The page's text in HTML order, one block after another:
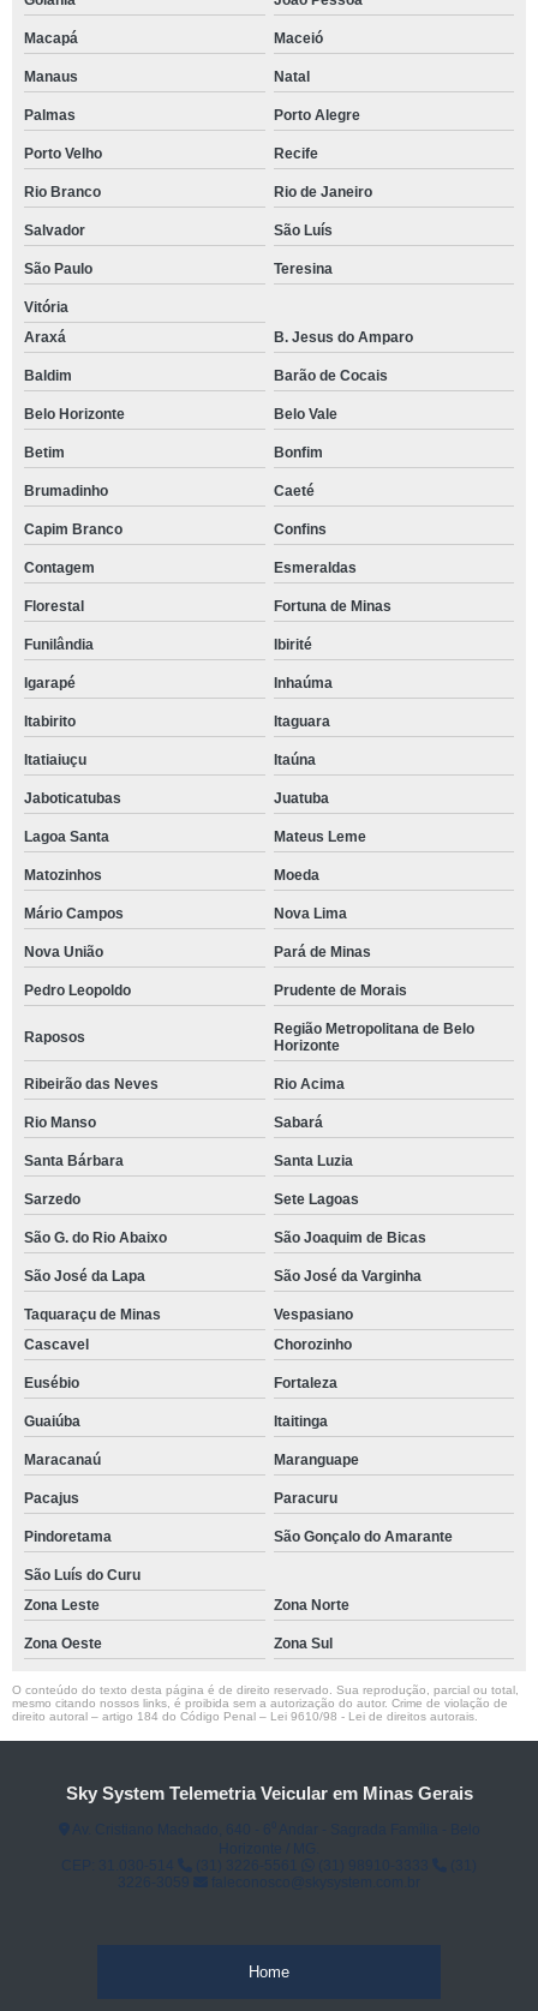
Macapá Maceió
Manaus Natal
Palmas Porto Alegre
Porto Velho Recife
Rio Branco Rio de Janeiro
Salvador São Luís
São Paulo Teresina
Vitória
Araxá
B. Jesus do Amparo
Baldim Barão de Cocais
Belo Horizonte Belo Vale
Betim Bonfim
Brumadinho Caeté
Capim Branco Confins
Contagem Esmeraldas
Florestal Fortuna de Minas
Funilândia Ibirité
Igarapé Inhaúma
Itabirito Itaguara
Itatiaiuçu Itaúna
Jaboticatubas Juatuba
Lagoa Santa Mateus Leme
Matozinhos Moeda
Mário Campos Nova Lima
Nova União Pará de Minas
Pedro Leopoldo Prudente de Morais
Raposos
Região Metropolitana de Belo
Horizonte
Ribeirão das Neves Rio Acima
Rio Manso Sabará
Santa Bárbara Santa Luzia
Sarzedo Sete Lagoas
São G. do Rio Abaixo São Joaquim de Bicas
São José da Lapa São José da Varginha
Taquaraçu de Minas
Vespasiano
Cascavel
Chorozinho
Eusébio Fortaleza
Guaiúba Itaitinga
Maracanaú Maranguape
Pacajus Paracuru
Pindoretama São Gonçalo do Amarante
São Luís do Curu
Zona Leste
Zona Norte
Zona Oeste Zona Sul
O conteúdo do texto desta página é de direito reservado. Sua reprodução, parcial ou total,
mesmo citando nossos links, é proibida sem a autorização do autor. Crime de violação de
direito autoral – artigo 184 do Código Penal – Lei 9610/98 - Lei de direitos autorais
Sky System Telemetria Veicular em Minas Gerais
Home